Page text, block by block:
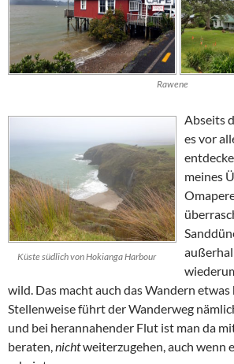
Rawene
Küste südlich von Hokianga Harbour
Abseits
es vor
meines
wild. Das macht auch das Wandern
Stellenweise führt der Wanderweg
und bei herannahender Flut ist man da
beraten,nichtweiterzugehen, auch wenn